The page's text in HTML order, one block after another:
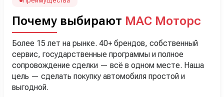
Почему выбирают МАС Моторс
Более 15 лет на рынке. 40+ брендов, собственный
сервис, государственные программы и полное
сопровождение сделки — всё в одном месте. Наша
цель — сделать покупку автомобиля простой и
выгодной.